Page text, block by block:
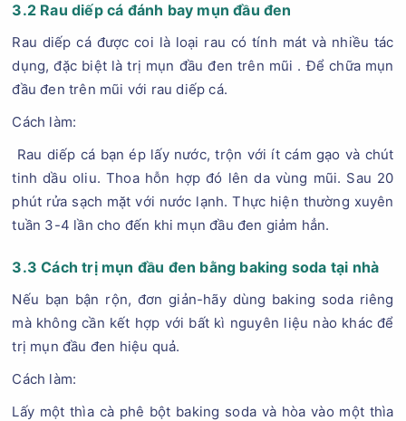
3.2 Rau diếp cá đánh bay mụn đầu đen
Rau diếp cá được coi là loại rau có tính mát và nhiều tác
dụng, đặc biệt là trị mụn đầu đen trên mũi . Để chữa mụn
đầu đen trên mũi với rau diếp cá.
Cách làm:
Rau diếp cá bạn ép lấy nước, trộn với ít cám gạo và chút
tinh dầu oliu. Thoa hỗn hợp đó lên da vùng mũi. Sau 20
phút rửa sạch mặt với nước lạnh. Thực hiện thường xuyên
tuần 3-4 lần cho đến khi mụn đầu đen giảm hẳn.
3.3 Cách trị mụn đầu đen bằng baking soda tại nhà
Nếu bạn bận rộn, đơn giản-hãy dùng baking soda riêng
mà không cần kết hợp với bất kì nguyên liệu nào khác để
trị mụn đầu đen hiệu quả.
Cách làm:
Lấy một thìa cà phê bột baking soda và hòa vào một thìa